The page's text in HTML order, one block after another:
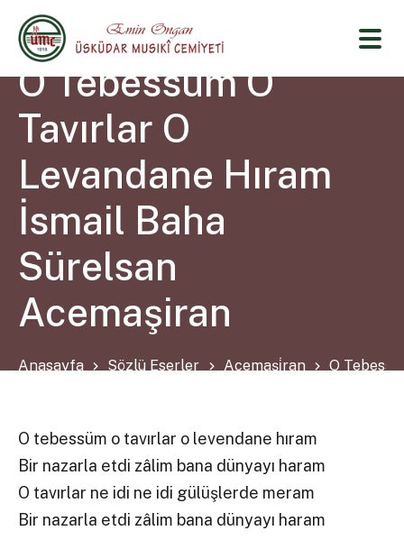
O Tebessüm O
Tavırlar O
Levandane Hıram
İsmail Baha
Sürelsan
Acemaşiran
Anasayfa Sözlü Eserler Acemaşi̇ran O
O tebessüm o tavırlar o levendane hıram
Bir nazarla etdi zâlim bana dünyayı haram
O tavırlar ne idi ne idi gülüşlerde meram
Bir nazarla etdi zâlim bana dünyayı haram